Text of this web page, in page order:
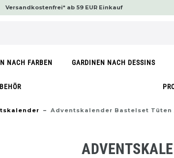
Versandkostenfrei* ab 59 EUR Einkauf
NACH FARBEN GARDINEN NACH DESSINS
Adventskalender Bastelset Tüten